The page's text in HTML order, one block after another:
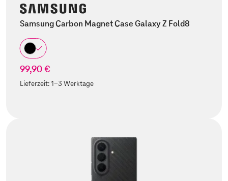
Samsung Carbon Magnet Case Galaxy Z Fold8
99,90 €
Lieferzeit:1-3 Werktage